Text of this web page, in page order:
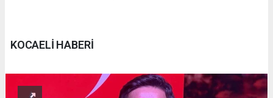
KOCAELİ HABERİ